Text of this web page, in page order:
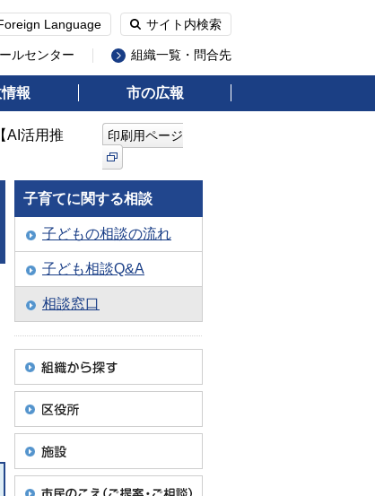
Language サイト内検索
ルセンター 組織一覧・問合先
報 市の広報
AI活用推
印刷用ページ
子育てに関する相談
子どもの相談の流れ
子ども相談Q&A
相談窓口